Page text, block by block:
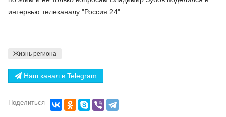
интервью телеканалу "Россия 24".
Жизнь региона
Наш канал в Telegram
Поделиться